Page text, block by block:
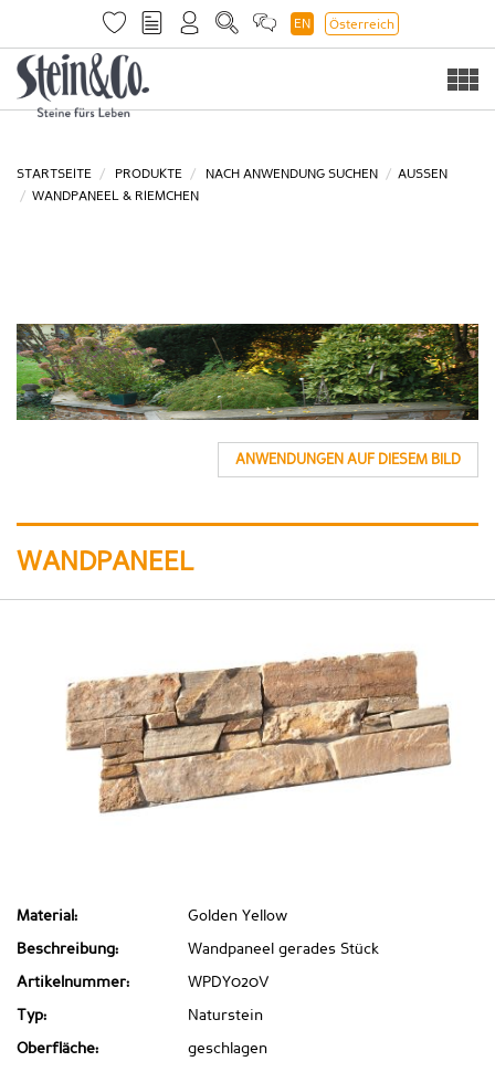
EN Österreich
STARTSEITE PRODUKTE NACH ANWENDUNG SUCHEN
AUSSEN
WANDPANEEL & RIEMCHEN
ANWENDUNGEN AUF DIESEM BILD
WANDPANEEL
Material: Golden Yellow
Beschreibung: Wandpaneel gerades Stück
Artikelnummer: WPDY020V
Typ: Naturstein
Oberfläche: geschlagen